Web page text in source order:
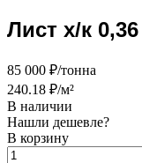
Лист х/к
85 000 ₽/тонна
240.18 ₽/м²
В наличии
Нашли дешевле?
В корзину